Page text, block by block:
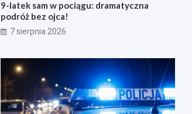
9-latek sam w pociągu: dramatyczna
podróż bez ojca!
7 sierpnia 2026